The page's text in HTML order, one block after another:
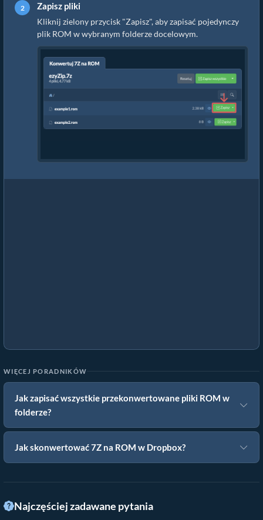
Zapisz pliki
Kliknij zielony przycisk "Zapisz", aby zapisać pojedynczy
plik ROM w wybranym folderze docelowym.
WIĘCEJ PORADNIKÓW
Jak zapisać wszystkie przekonwertowane pliki ROM w
folderze?
Jak skonwertować 7Z na ROM w Dropbox?
Najczęściej zadawane pytania